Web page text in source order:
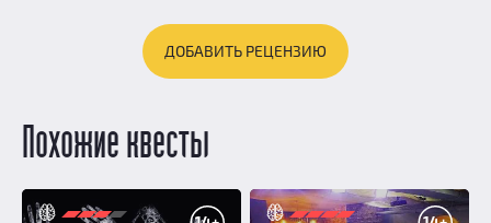
ДОБАВИТЬ РЕЦЕНЗИЮ
Похожие квесты